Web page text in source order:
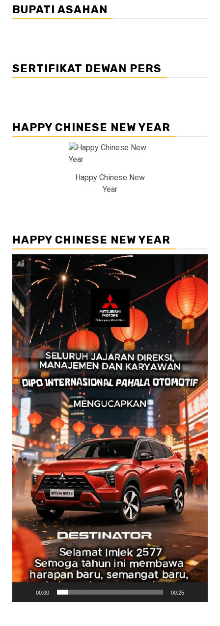
BUPATI ASAHAN
SERTIFIKAT DEWAN PERS
HAPPY CHINESE NEW YEAR
Happy Chinese New
Year
HAPPY CHINESE NEW YEAR
Pemutar
00:00 00:25